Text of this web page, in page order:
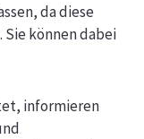
dadiese
Sie können dabei
informieren